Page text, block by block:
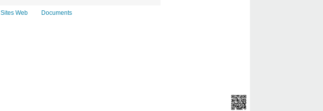
Sites Web Documents